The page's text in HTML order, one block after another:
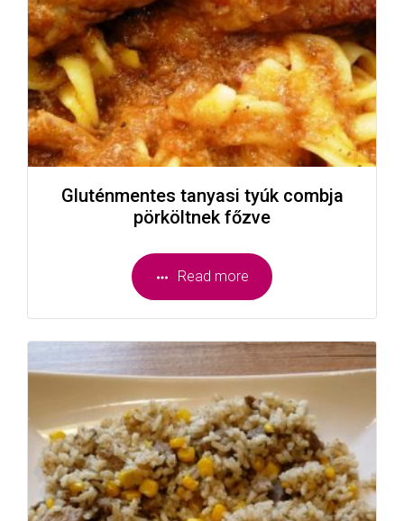
Gluténmentes tanyasi tyúk combja
pörköltnek főzve
Read more